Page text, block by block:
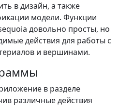
в дизайн, а также
модели. Функции
довольно просты, но
действия для работы с
и вершинами.
в разделе
различные действия